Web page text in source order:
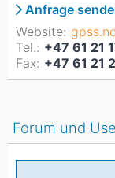
Anfrage
Website:
Tel.: +47 61 21
Fax: +47 61 21
Forum und